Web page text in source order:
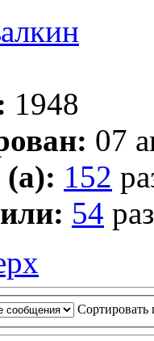
1948
07
(а): 152
54
Сортировать